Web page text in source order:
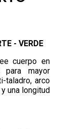
- VERDE
cuerpo en
para mayor
taladro, arco
una longitud